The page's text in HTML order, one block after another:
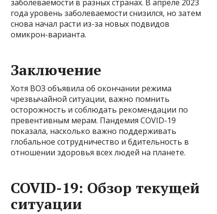
заболеваемости в разных странах. В апреле 2023
года уровень заболеваемости снизился, но затем
снова начал расти из-за новых подвидов
омикрон-варианта.
Заключение
Хотя ВОЗ объявила об окончании режима
чрезвычайной ситуации, важно помнить
осторожность и соблюдать рекомендации по
превентивным мерам. Пандемия COVID-19
показала, насколько важно поддерживать
глобальное сотрудничество и бдительность в
отношении здоровья всех людей на планете.
COVID-19: Обзор текущей
ситуации